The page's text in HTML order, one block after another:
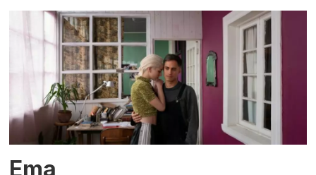
Tag:
guillermo
calderón
Ema